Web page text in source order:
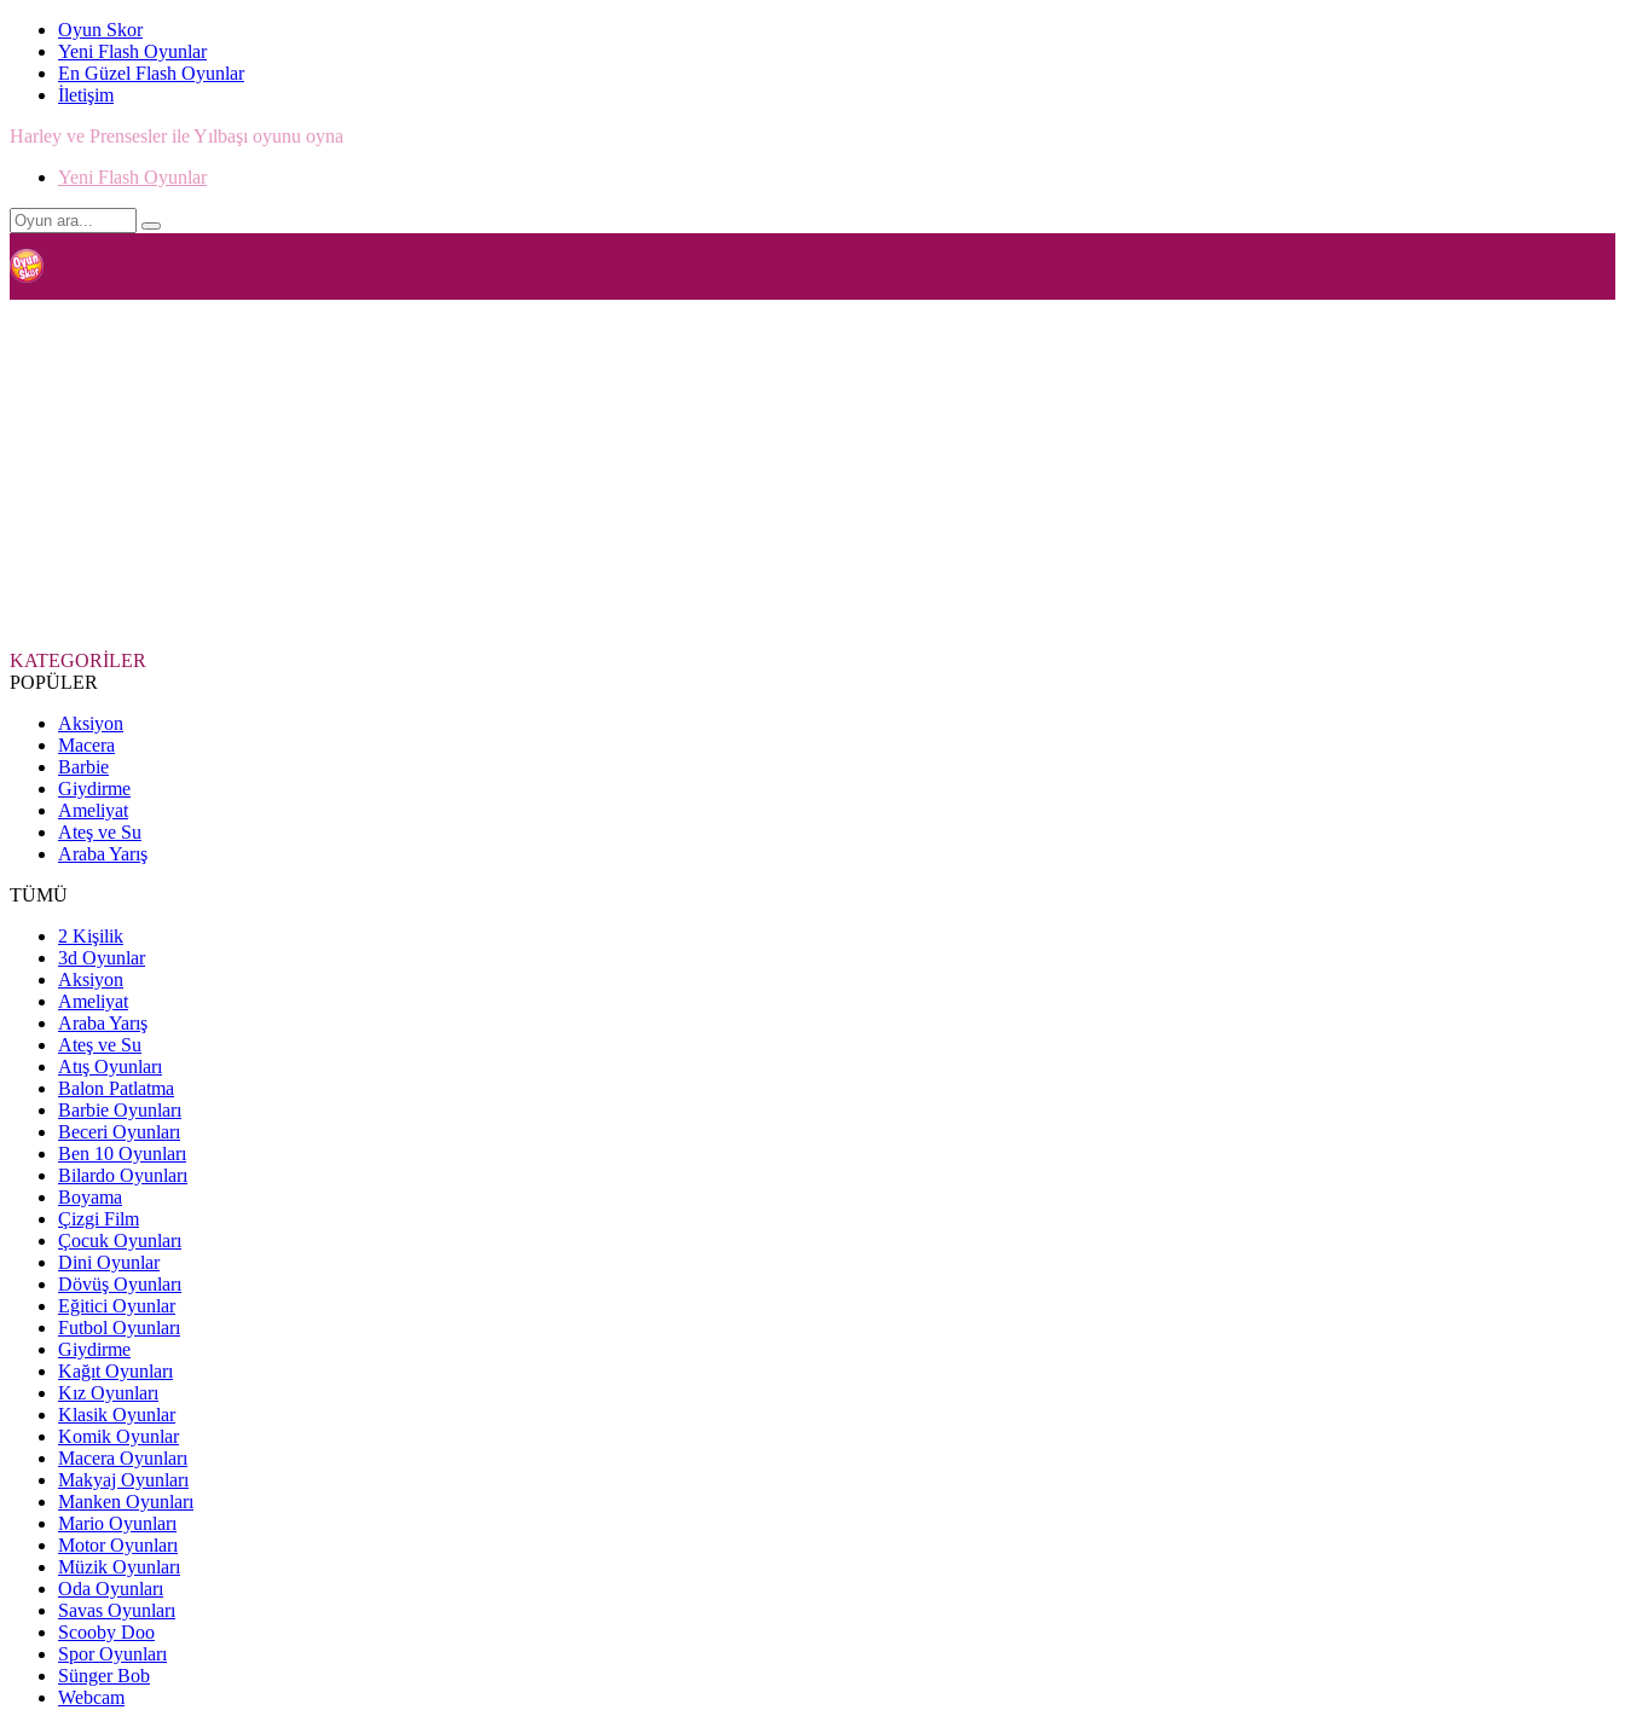
Oyun Skor
Yeni Flash Oyunlar
En Güzel Flash Oyunlar
İletişim
Harley ve Prensesler ile Yılbaşı oyunu oyna
Yeni Flash Oyunlar
KATEGORİLER
POPÜLER
Aksiyon
Macera
Barbie
Giydirme
Ameliyat
Ateş ve Su
Araba Yarış
TÜMÜ
2 Kişilik
3d Oyunlar
Aksiyon
Ameliyat
Araba Yarış
Ateş ve Su
Atış Oyunları
Balon Patlatma
Barbie Oyunları
Beceri Oyunları
Ben 10 Oyunları
Bilardo Oyunları
Boyama
Çizgi Film
Çocuk Oyunları
Dini Oyunlar
Dövüş Oyunları
Eğitici Oyunlar
Futbol Oyunları
Giydirme
Kağıt Oyunları
Kız Oyunları
Klasik Oyunlar
Komik Oyunlar
Macera Oyunları
Makyaj Oyunları
Manken Oyunları
Mario Oyunları
Motor Oyunları
Müzik Oyunları
Oda Oyunları
Savas Oyunları
Scooby Doo
Spor Oyunları
Sünger Bob
Webcam